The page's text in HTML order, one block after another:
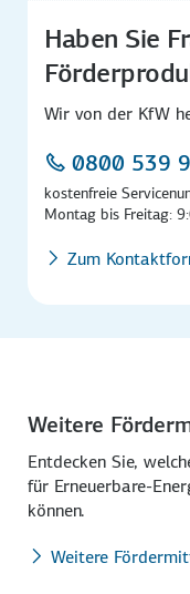
Haben Sie
Wir von der KfW
0800 539
kostenfreie
Montag bis Freitag:
Zum
Weitere
Entdecken Sie,
für Erneuerbare-
können.
Weitere